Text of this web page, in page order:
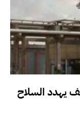
يهدد السلاح